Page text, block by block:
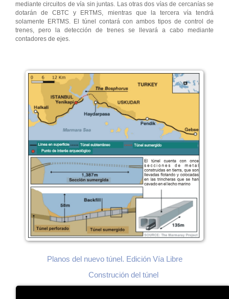
mediante circuitos de vía sin juntas. Las otras dos vías de cercanías se
dotarán de CBTC y ERTMS, mientras que la tercera vía tendrá
solamente ERTMS. El túnel contará con ambos tipos de control de
trenes, pero la detección de trenes se llevará a cabo mediante
contadores de ejes.
Planos del nuevo túnel. Edición Vía Libre
Construción del túnel